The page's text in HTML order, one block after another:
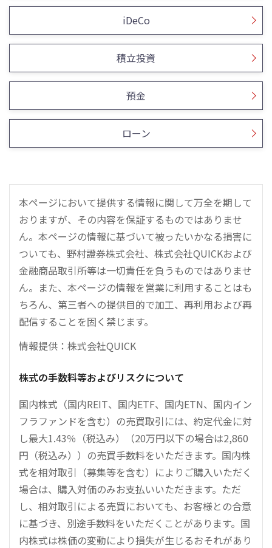
iDeCo
積立投資
預金
ローン
本ページにおいて提供する情報に関して万全を期して
おりますが、その内容を保証するものではありませ
ん。本ページの情報に基づいて被ったいかなる損害に
ついても、野村證券株式会社、株式会社QUICKおよび
金融商品取引所等は一切責任を負うものではありませ
ん。また、本ページの情報を営業に利用することはも
ちろん、第三者への提供目的で加工、再利用および再
配信することを固く禁じます。
情報提供：株式会社QUICK
株式の手数料等およびリスクについて
国内株式（国内REIT、国内ETF、国内ETN、国内イン
フラファンドを含む）の売買取引には、約定代金に対
し最大1.43％（税込み）（20万円以下の場合は2,860
円（税込み））の売買手数料をいただきます。国内株
式を相対取引（募集等を含む）によりご購入いただく
場合は、購入対価のみお支払いいただきます。ただ
し、相対取引による売買においても、お客様との合意
に基づき、別途手数料をいただくことがあります。国
内株式は株価の変動により損失が生じるおそれがあり